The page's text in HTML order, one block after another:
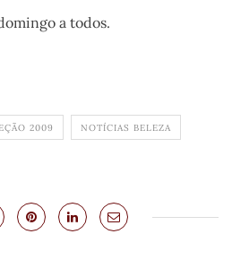
a todos.
2009 NOTÍCIAS BELEZA